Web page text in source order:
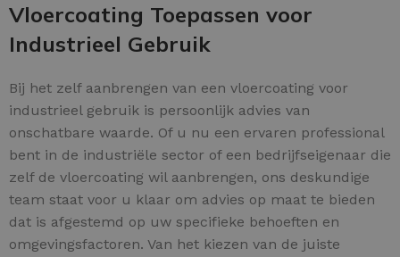
Vloercoating Toepassen voor
Industrieel Gebruik
Bij het zelf aanbrengen van een vloercoating voor
industrieel gebruik is persoonlijk advies van
onschatbare waarde. Of u nu een ervaren professional
bent in de industriële sector of een bedrijfseigenaar die
zelf de vloercoating wil aanbrengen, ons deskundige
team staat voor u klaar om advies op maat te bieden
dat is afgestemd op uw specifieke behoeften en
omgevingsfactoren. Van het kiezen van de juiste